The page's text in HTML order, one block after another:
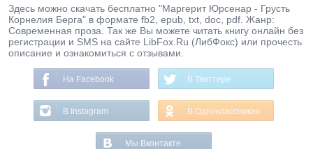
Здесь можно скачать бесплатно "Маргерит Юрсенар - Грусть
Корнелия Берга" в формате fb2, epub, txt, doc, pdf. Жанр:
Современная проза. Так же Вы можете читать книгу онлайн без
регистрации и SMS на сайте LibFox.Ru (ЛибФокс) или прочесть
описание и ознакомиться с отзывами.
На Facebook В Твиттере
В Instagram В Одноклассниках
Мы Вконтакте